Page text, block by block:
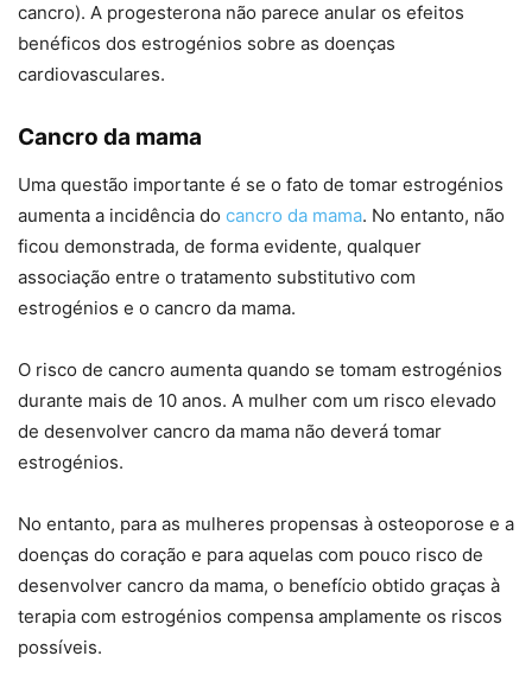
cancro). A progesterona não parece anular os efeitos
benéficos dos estrogénios sobre as doenças
cardiovasculares.
Cancro da mama
Uma questão importante é se o fato de tomar estrogénios
aumenta a incidência do cancro da mama. No entanto, não
ficou demonstrada, de forma evidente, qualquer
associação entre o tratamento substitutivo com
estrogénios e o cancro da mama.
O risco de cancro aumenta quando se tomam estrogénios
durante mais de 10 anos. A mulher com um risco elevado
de desenvolver cancro da mama não deverá tomar
estrogénios.
No entanto, para as mulheres propensas à osteoporose e a
doenças do coração e para aquelas com pouco risco de
desenvolver cancro da mama, o benefício obtido graças à
terapia com estrogénios compensa amplamente os riscos
possíveis.